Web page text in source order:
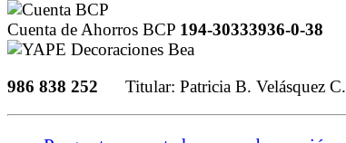
Cuenta de Ahorros BCP 194-30333936-0-38
986 838 252 Titular: Patricia B. Velásquez C.